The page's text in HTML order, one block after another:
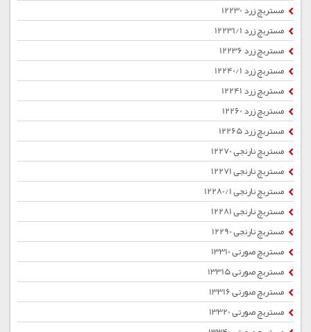
مستربچ زرد 12230
مستربچ زرد 12231/1
مستربچ زرد 12236
مستربچ زرد 12240/1
مستربچ زرد 12241
مستربچ زرد 12260
مستربچ زرد 12265
مستربچ نارنجی 12270
مستربچ نارنجی 12271
مستربچ نارنجی 12280/1
مستربچ نارنجی 12281
مستربچ نارنجی 12290
مستربچ صورتی 13310
مستربچ صورتی 13315
مستربچ صورتی 13316
مستربچ صورتی 13320